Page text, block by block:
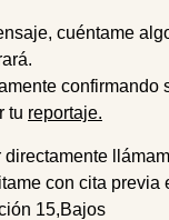
cuéntame
confirmando
tu reportaje.
con cita previa
15,Bajos